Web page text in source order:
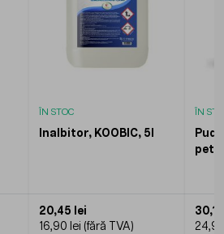
ÎN STOC
Inalbitor, KOOBIC, 5l
20,45 lei
16,90 lei
ÎN